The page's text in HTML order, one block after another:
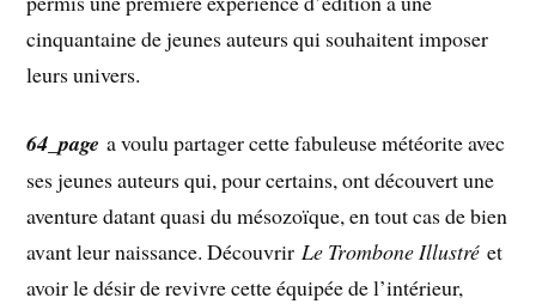
cinquantaine de jeunes auteurs qui souhaitent imposer
leurs univers.
64_page a voulu partager cette fabuleuse météorite avec
ses jeunes auteurs qui, pour certains, ont découvert une
aventure datant quasi du mésozoïque, en tout cas de bien
avant leur naissance. DécouvrirLe Trombone Illustré et
avoir le désir de revivre cette équipée de l’intérieur,